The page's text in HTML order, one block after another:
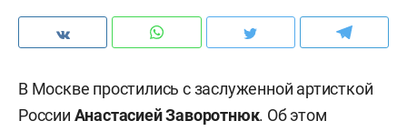
В Москве простились с заслуженной артисткой
России Анастасией Заворотнюк. Об этом